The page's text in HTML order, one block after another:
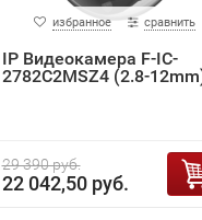
избранное сравнить
IP Видеокамера F-IC-
2782C2MSZ4 (2.8-
29 390 руб.
22 042,50 руб.